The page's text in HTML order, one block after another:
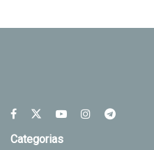
Categorias